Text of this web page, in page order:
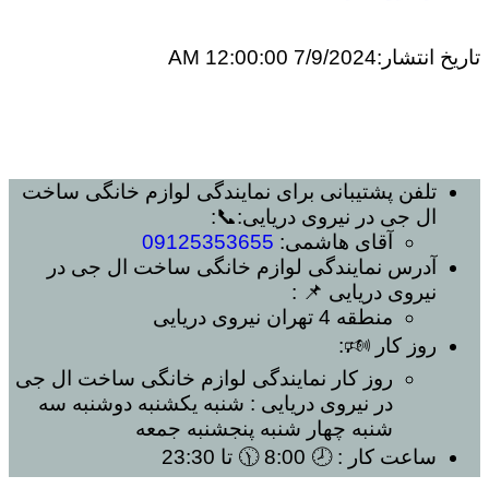
تاریخ انتشار:7/9/2024 12:00:00 AM
تلفن پشتیبانی برای نمایندگی لوازم خانگی ساخت
ال جی در نیروی دریایی:📞:
آقای هاشمی: 09125353655
آدرس نمایندگی لوازم خانگی ساخت ال جی در
نیروی دریایی 📌 :
منطقه 4 تهران
نیروی دریایی
روز کار 🕬:
روز کار نمایندگی لوازم خانگی ساخت ال جی
در نیروی دریایی : شنبه یکشنبه دوشنبه سه
شنبه چهار شنبه پنجشنبه جمعه
ساعت کار : 🕗 8:00 🕦 تا 23:30